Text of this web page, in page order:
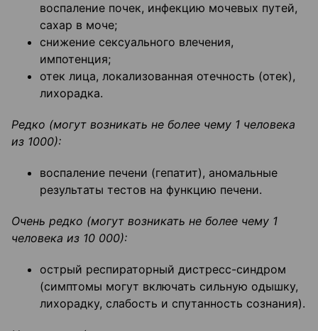
воспаление почек, инфекцию мочевых путей,
сахар в моче;
снижение сексуального влечения,
импотенция;
отек лица, локализованная отечность (отек),
лихорадка.
Редко (могут возникать не более чему 1 человека
из 1000):
воспаление печени (гепатит), аномальные
результаты тестов на функцию печени.
Очень редко (могут возникать не более чему 1
человека из 10 000):
острый респираторный дистресс-синдром
(симптомы могут включать сильную одышку,
лихорадку, слабость и спутанность сознания).